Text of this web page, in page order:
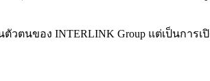
วตนของ INTERLINK Group แต่เป็นก